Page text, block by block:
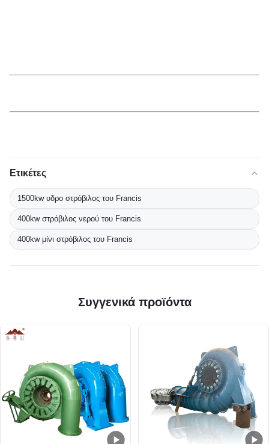
Ετικέτες
1500kw υδρο στρόβιλος του Francis
400kw στρόβιλος νερού του Francis
400kw μίνι στρόβιλος του Francis
Συγγενικά προϊόντα